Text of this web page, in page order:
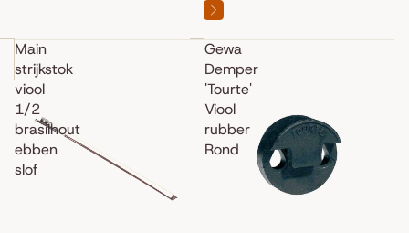
Main
strijkstok
viool
1/2
brasilhout
ebben
slof
Gewa
Demper
'Tourte'
Viool
rubber
Rond